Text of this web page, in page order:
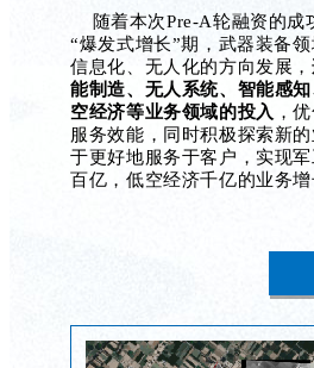
随着本次Pre-A轮融资的成
“爆发式增长”期，武器装备领
信息化、无人化的方向发展，
能制造、无人系统、智能感
空经济等业务领域的投入 ，
服务效能，同时积极探索新
于更好地服务于客户，实现
百亿，低空经济千亿的业务增